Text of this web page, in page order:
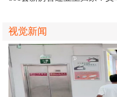
视觉新闻